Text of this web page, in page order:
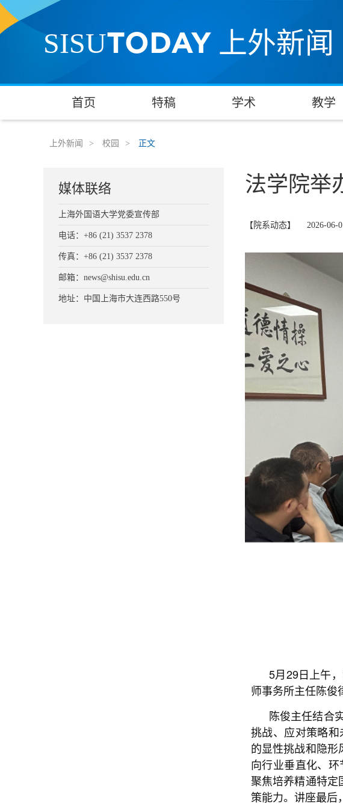
SISUTODAY 上外新闻
首页 特稿 学术 教学
上外新闻 > 校园 > 正文
法学院举
【院系动态】 2026-06-
5月29日上午
师事务所主任陈俊
陈俊主任结合
挑战、应对策略
的显性挑战和隐形
向行业垂直化、
聚焦培养精通特定
策能力。讲座最后
媒体联络
上海外国语大学党委宣传部
电话：+86 (21) 3537 2378
传真：+86 (21) 3537 2378
邮箱：news@shisu.edu.cn
地址：中国上海市大连西路550号